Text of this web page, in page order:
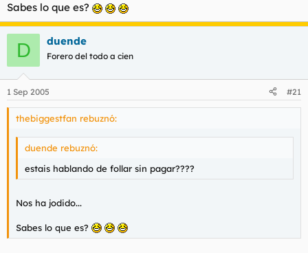
Sabes lo que es?
D duende
Forero del todo a cien
1 Sep 2005 #21
thebiggestfan rebuznó:
duende rebuznó:
estais hablando de follar sin pagar????
Nos ha jodido...
Sabes lo que es?